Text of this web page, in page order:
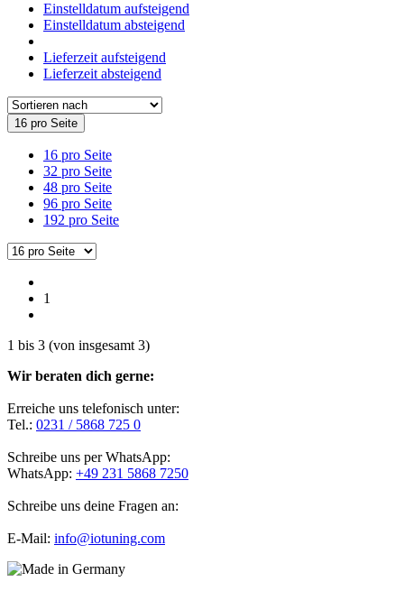
Einstelldatum aufsteigend
Einstelldatum absteigend
Lieferzeit aufsteigend
Lieferzeit absteigend
16 pro Seite
16 pro Seite
32 pro Seite
48 pro Seite
96 pro Seite
192 pro Seite
1
1 bis 3 (von insgesamt 3)
Wir beraten dich gerne:
Erreiche uns telefonisch unter:
Tel.: 0231 / 5868 725 0
Schreibe uns per WhatsApp:
WhatsApp: +49 231 5868 7250
Schreibe uns deine Fragen an:
E-Mail: info@iotuning.com